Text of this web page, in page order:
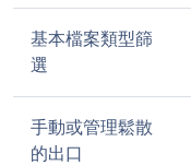
基本檔案類型篩
選
手動或管理鬆散
的出口